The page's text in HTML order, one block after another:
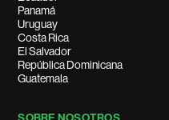
Panamá
Uruguay
Costa Rica
El Salvador
República Dominicana
Guatemala